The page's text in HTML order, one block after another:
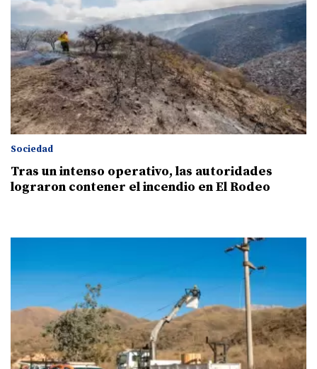
Sociedad
Tras un intenso operativo, las autoridades
lograron contener el incendio en El Rodeo